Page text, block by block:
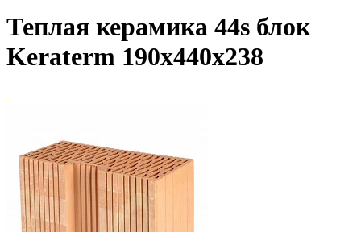
Теплая керамика 44s блок
Keraterm 190х440х238